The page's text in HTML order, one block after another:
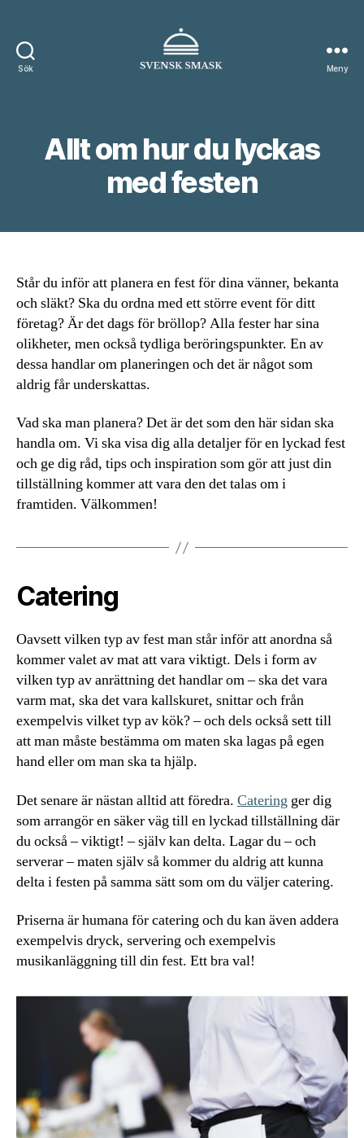
Sök Meny
Allt om hur du lyckas
med festen
Står du inför att planera en fest för dina vänner, bekanta
och släkt? Ska du ordna med ett större event för ditt
företag? Är det dags för bröllop? Alla fester har sina
olikheter, men också tydliga beröringspunkter. En av
dessa handlar om planeringen och det är något som
aldrig får underskattas.
Vad ska man planera? Det är det som den här sidan ska
handla om. Vi ska visa dig alla detaljer för en lyckad fest
och ge dig råd, tips och inspiration som gör att just din
tillställning kommer att vara den det talas om i
framtiden. Välkommen!
Catering
Oavsett vilken typ av fest man står inför att anordna så
kommer valet av mat att vara viktigt. Dels i form av
vilken typ av anrättning det handlar om – ska det vara
varm mat, ska det vara kallskuret, snittar och från
exempelvis vilket typ av kök? – och dels också sett till
att man måste bestämma om maten ska lagas på egen
hand eller om man ska ta hjälp.
Det senare är nästan alltid att föredra. Catering ger dig
som arrangör en säker väg till en lyckad tillställning där
du också – viktigt! – själv kan delta. Lagar du – och
serverar – maten själv så kommer du aldrig att kunna
delta i festen på samma sätt som om du väljer catering.
Priserna är humana för catering och du kan även addera
exempelvis dryck, servering och exempelvis
musikanläggning till din fest. Ett bra val!